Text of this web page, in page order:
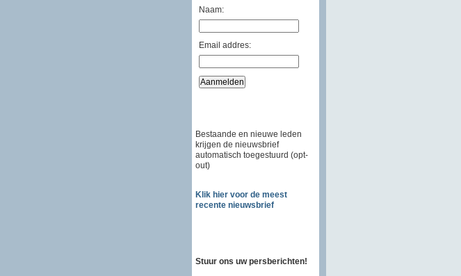
Naam:
Email addres:
Bestaande en nieuwe leden
krijgen de nieuwsbrief
automatisch toegestuurd (opt-
out)
Klik hier voor de meest
recente nieuwsbrief
Stuur ons uw persberichten!